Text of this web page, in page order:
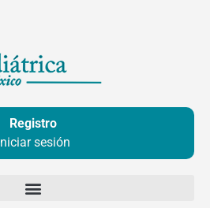
Registro
sesión